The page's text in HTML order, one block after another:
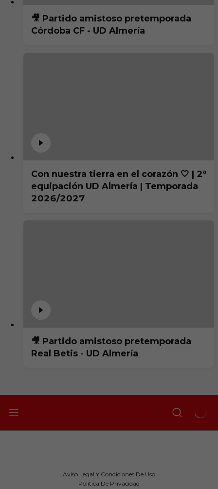
🎥 Partido amistoso pretemporada
Córdoba CF - UD Almería
Con nuestra tierra en el corazón 🤍 | 2ª
equipación UD Almería | Temporada
2026/2027
🎥 Partido amistoso pretemporada
Real Betis - UD Almería
Aviso Legal Y Condiciones De Uso
Política De Privacidad